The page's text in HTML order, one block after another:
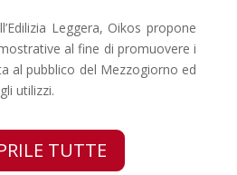
Leggera, Oikos propone
al fine di promuovere i
al pubblico del Mezzogiorno ed
utilizzi.
TUTTE